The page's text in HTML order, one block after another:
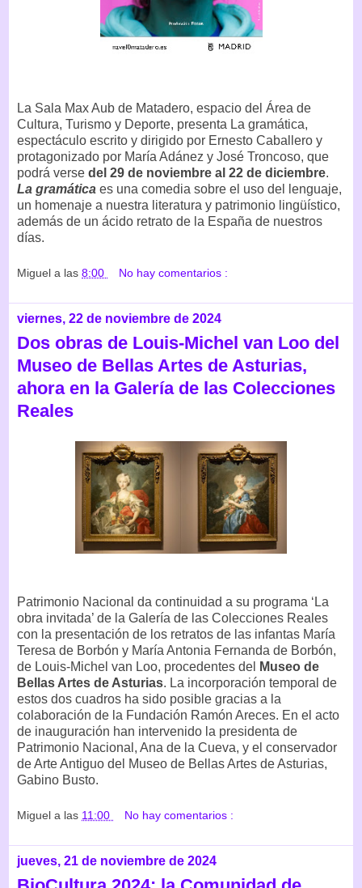
La Sala Max Aub de Matadero, espacio del Área de
Cultura, Turismo y Deporte, presenta La gramática,
espectáculo escrito y dirigido por Ernesto Caballero y
protagonizado por María Adánez y José Troncoso, que
podrá verse del 29 de noviembre al 22 de diciembre.
La gramática es una comedia sobre el uso del lenguaje,
un homenaje a nuestra literatura y patrimonio lingüístico,
además de un ácido retrato de la España de nuestros
días.
Miguel a las 8:00 No hay comentarios :
viernes, 22 de noviembre de 2024
Dos obras de Louis-Michel van Loo del
Museo de Bellas Artes de Asturias,
ahora en la Galería de las Colecciones
Reales
Patrimonio Nacional da continuidad a su programa ‘La
obra invitada’ de la Galería de las Colecciones Reales
con la presentación de los retratos de las infantas María
Teresa de Borbón y María Antonia Fernanda de Borbón,
de Louis-Michel van Loo, procedentes del
Museo de
Bellas Artes de Asturias. La incorporación temporal de
estos dos cuadros ha sido posible gracias a la
colaboración de la Fundación Ramón Areces. En el acto
de inauguración han intervenido la presidenta de
Patrimonio Nacional, Ana de la Cueva, y el conservador
de Arte Antiguo del Museo de Bellas Artes de Asturias,
Gabino Busto.
Miguel a las 11:00 No hay comentarios :
jueves, 21 de noviembre de 2024